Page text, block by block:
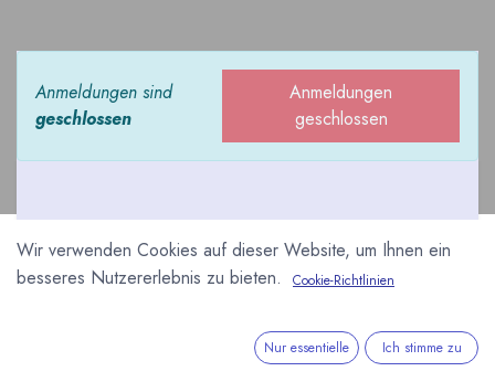
Anmeldungen sind
geschlossen
Anmeldungen
geschlossen
Die SIGEP in Rimini ist
Speiseeis, Kaffee, sowie das Konditoren- und
Wir verwenden Cookies auf dieser Website, um Ihnen ein
besseres Nutzererlebnis zu bieten.
Cookie-Richtlinien
Nur essentielle Ich stimme zu